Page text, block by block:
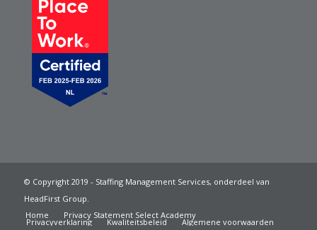
© Copyright 2019 - Staffing Management Services, onderdeel van
HeadFirst Group.
Home
Privacy Statement Select Academy
Privacyverklaring Kwaliteitsbeleid Algemene voorwaarden